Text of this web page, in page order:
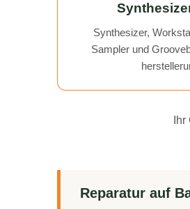
Synthesizer,
Sampler und
Reparatur auf